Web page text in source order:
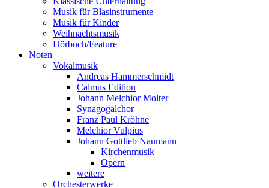
Musik für Blasinstrumente
Musik für Kinder
Weihnachtsmusik
Hörbuch/Feature
Noten
Vokalmusik
Andreas Hammerschmidt
Calmus Edition
Johann Melchior Molter
Synagogalchor
Franz Paul Kröhne
Melchior Vulpius
Johann Gottlieb Naumann
Kirchenmusik
Opern
weitere
Orchesterwerke